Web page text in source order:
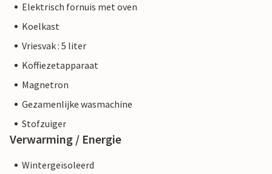
Elektrisch fornuis met oven
Koelkast
Vriesvak : 5 liter
Koffiezetapparaat
Magnetron
Gezamenlijke wasmachine
Stofzuiger
Verwarming / Energie
Wintergeïsoleerd